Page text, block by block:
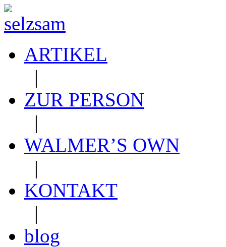
ARTIKEL
|
ZUR PERSON
|
WALMER’S OWN
|
KONTAKT
|
blog